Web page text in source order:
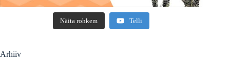
Näita rohkem Telli
Arhiiv